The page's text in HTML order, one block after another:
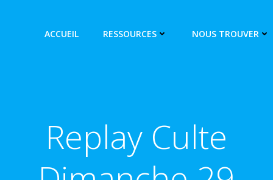
ACCUEIL RESSOURCES NOUS TROUVER
Replay Culte